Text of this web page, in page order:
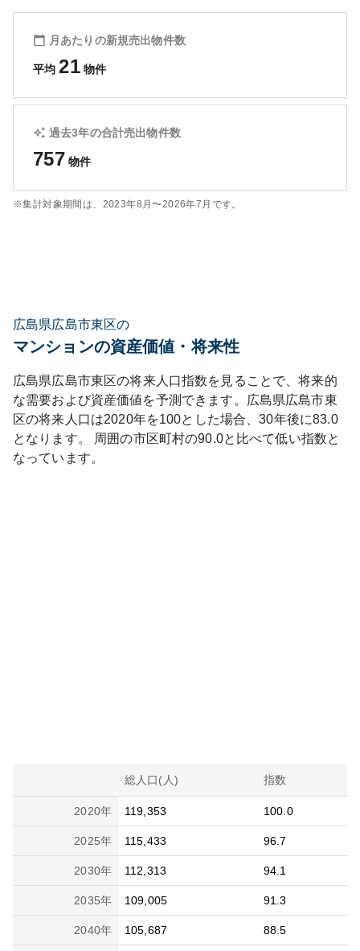
月あたりの新規売出物件数
平均 21 物件
過去3年の合計売出物件数
757 物件
※集計対象期間は、 2023年8月〜2026年7月 です。
広島県広島市東区の
マンションの資産価値・将来性
広島県広島市東区の将来人口指数を見ることで、将来的
な需要および資産価値を予測できます。
広島県広島市東
区の将来人口は2020年を100とした場合、30年後に83.0
となります。
周囲の市区町村の90.0と比べて低い指数と
なっています。
総人口(人) 指数
2020年 119,353 100.0
2025年 115,433 96.7
2030年 112,313 94.1
2035年 109,005 91.3
2040年 105,687 88.5